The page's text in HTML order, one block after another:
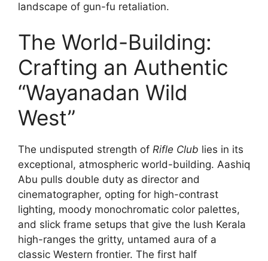
landscape of gun-fu retaliation.
The World-Building:
Crafting an Authentic
“Wayanadan Wild
West”
The undisputed strength of Rifle Club lies in its
exceptional, atmospheric world-building. Aashiq
Abu pulls double duty as director and
cinematographer, opting for high-contrast
lighting, moody monochromatic color palettes,
and slick frame setups that give the lush Kerala
high-ranges the gritty, untamed aura of a
classic Western frontier. The first half